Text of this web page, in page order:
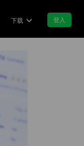
下载 登入